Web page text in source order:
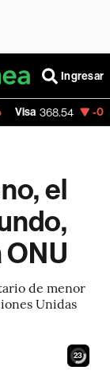
Ingresar
-0.28%
el
de menor
Unidas
21